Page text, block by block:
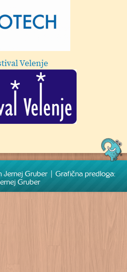
Velenje
Jernej Gruber | Grafična predloga:
Gruber